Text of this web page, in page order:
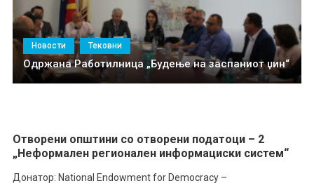
Новости Тековни
Одржана Работилница „Будење на заспаниот џин“
Отворени општини со отворени податоци – 2
„Неформален регионален информациски систем“
Донатор: National Endowment for Democracy –